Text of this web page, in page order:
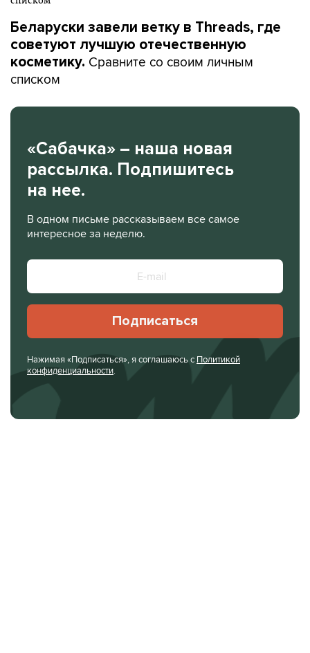
Беларуски завели ветку в Threads, где
советуют лучшую отечественную
косметику. Сравните со своим личным
списком
«Сабачка» – наша новая
рассылка. Подпишитесь
на нее.
В одном письме рассказываем все самое
интересное за неделю.
Подписаться
Нажимая «Подписаться», я соглашаюсь с Политикой
конфиденциальности.